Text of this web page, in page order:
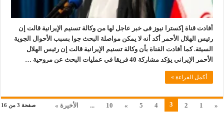
أفادت قناة إكسترا نيوز فى خبر عاجل لها من وكالة تسنيم الإيرانية قالت إن
رئيس الهلال الأحمر أكد أنه لا يمكن مواصلة البحث جوا بسبب الأحوال الجوية
السيئة. كما أفادت القناة بأن وكالة تسنيم الإيرانية قالت إن رئيس الهلال
الأحمر الإيراني يؤكد مشاركة 40 فريقا في عمليات البحث عن مروحية …
أكمل القراءة »
صفحة 3 من 16 «
1
2
3
4
5
»
10
... الأخيرة »